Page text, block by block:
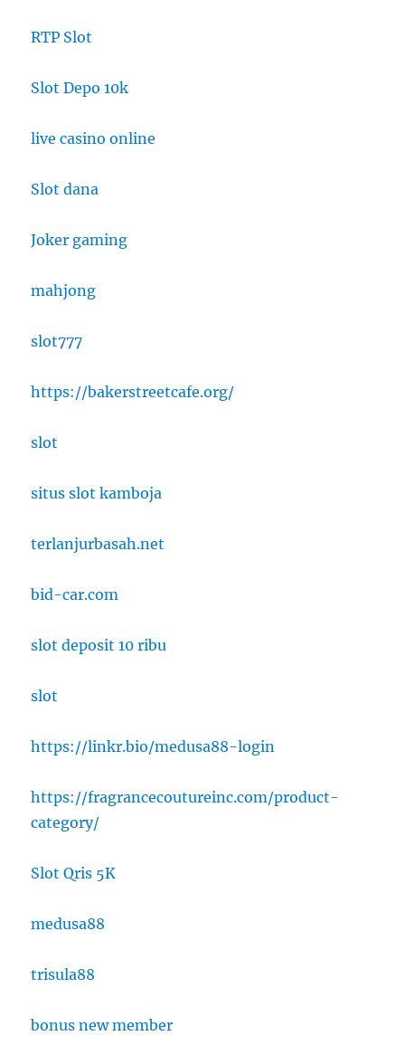
RTP Slot
Slot Depo 10k
live casino online
Slot dana
Joker gaming
mahjong
slot777
https://bakerstreetcafe.org/
slot
situs slot kamboja
terlanjurbasah.net
bid-car.com
slot deposit 10 ribu
slot
https://linkr.bio/medusa88-login
https://fragrancecoutureinc.com/product-
category/
Slot Qris 5K
medusa88
trisula88
bonus new member